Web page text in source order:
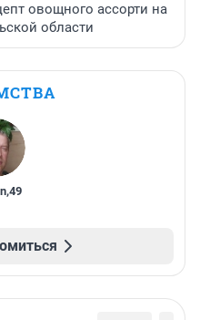
овощного ассорти на
области
,49